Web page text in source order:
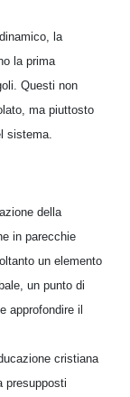
la
la prima
Questi non
ma piuttosto
sistema.
della
in parecchie
un elemento
un punto di
approfondire il
cristiana
presupposti